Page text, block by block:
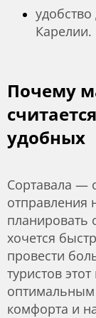
Карелии.
Почему
удобных
Сортавала —
отправления
планировать
хочется
провести
туристов
оптимальным
комфорта и